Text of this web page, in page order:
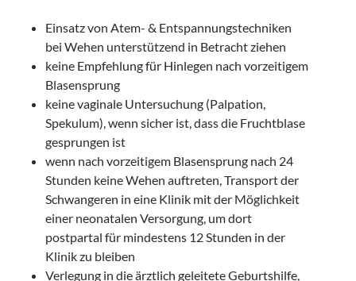
Einsatz von Atem- & Entspannungstechniken
bei Wehen unterstützend in Betracht ziehen
keine Empfehlung für Hinlegen nach vorzeitigem
Blasensprung
keine vaginale Untersuchung (Palpation,
Spekulum), wenn sicher ist, dass die Fruchtblase
gesprungen ist
wenn nach vorzeitigem Blasensprung nach 24
Stunden keine Wehen auftreten, Transport der
Schwangeren in eine Klinik mit der Möglichkeit
einer neonatalen Versorgung, um dort
postpartal für mindestens 12 Stunden in der
Klinik zu bleiben
Verlegung in die ärztlich geleitete Geburtshilfe,